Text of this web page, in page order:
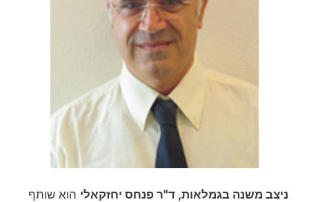
ניצב משנה בגמלאות, ד"ר פנחס יחזקאלי הוא שותף